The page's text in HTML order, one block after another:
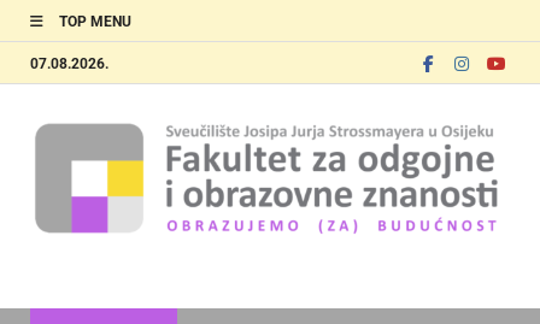
TOP MENU
07.08.2026.